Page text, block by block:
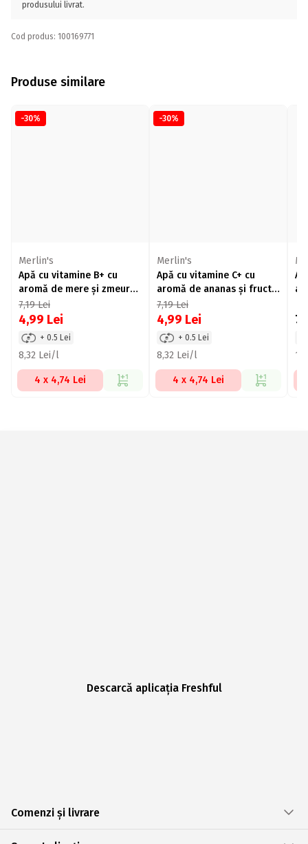
produsului livrat.
Cod produs: 100169771
Produse similare
-30%
Merlin's
Apă cu vitamine B+ cu
aromă de mere și zmeură
600ml
7,19Lei
4,99 Lei
+ 0.5 Lei
8,32 Lei/l
4 x 4,74 Lei
-30%
Merlin's
Apă cu vitamine C+ cu
aromă de ananas și fructul
pasiunii 600ml
7,19Lei
4,99 Lei
+ 0.5 Lei
8,32 Lei/l
4 x 4,74 Lei
Descarcă aplicația Freshful
Comenzi și livrare